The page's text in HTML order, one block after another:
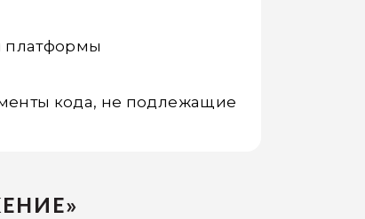
платформы
кода, не подлежащие